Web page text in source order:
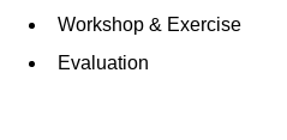
Workshop & Exercise
Evaluation